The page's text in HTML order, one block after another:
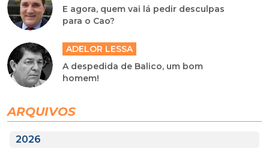
E agora, quem vai lá pedir desculpas
para o Cao?
ADELOR LESSA
A despedida de Balico, um bom
homem!
ARQUIVOS
2026